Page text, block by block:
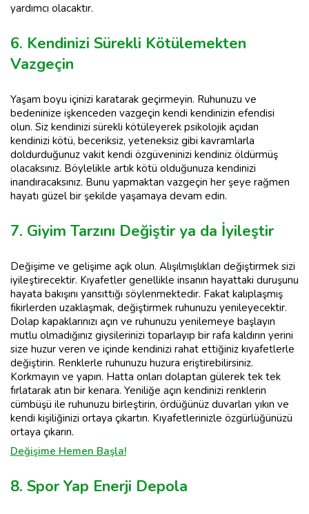
yardımcı olacaktır.
6. Kendinizi Sürekli Kötülemekten
Vazgeçin
Yaşam boyu içinizi karatarak geçirmeyin. Ruhunuzu ve
bedeninize işkenceden vazgeçin kendi kendinizin efendisi
olun. Siz kendinizi sürekli kötüleyerek psikolojik açıdan
kendinizi kötü, beceriksiz, yeteneksiz gibi kavramlarla
doldurduğunuz vakit kendi özgüveninizi kendiniz öldürmüş
olacaksınız. Böylelikle artık kötü olduğunuza kendinizi
inandıracaksınız. Bunu yapmaktan vazgeçin her şeye rağmen
hayatı güzel bir şekilde yaşamaya devam edin.
7. Giyim Tarzını Değiştir ya da İyileştir
Değişime ve gelişime açık olun. Alışılmışlıkları değiştirmek sizi
iyileştirecektir. Kıyafetler genellikle insanın hayattaki duruşunu
hayata bakışını yansıttığı söylenmektedir. Fakat kalıplaşmış
fikirlerden uzaklaşmak, değiştirmek ruhunuzu yenileyecektir.
Dolap kapaklarınızı açın ve ruhunuzu yenilemeye başlayın
mutlu olmadığınız giysilerinizi toparlayıp bir rafa kaldırın yerini
size huzur veren ve içinde kendinizi rahat ettiğiniz kıyafetlerle
değiştirin. Renklerle ruhunuzu huzura eriştirebilirsiniz.
Korkmayın ve yapın. Hatta onları dolaptan gülerek tek tek
fırlatarak atın bir kenara. Yeniliğe açın kendinizi renklerin
cümbüşü ile ruhunuzu birleştirin, ördüğünüz duvarları yıkın ve
kendi kişiliğinizi ortaya çıkartın. Kıyafetlerinizle özgürlüğünüzü
ortaya çıkarın.
Değişime Hemen Başla!
8. Spor Yap Enerji Depola